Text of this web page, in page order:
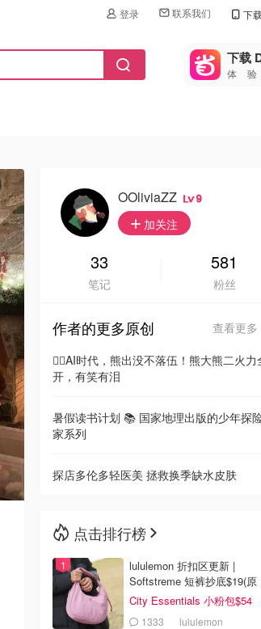
登录 联系我们 下
🇺🇸
美
🇨🇳
🇮🇹
🇦🇺
🇳🇿
新
下载
体
OOliviaZZ 9
加关注
33
笔记
581
粉丝
作者的更多原创
查看更多
🦸‍♂️AI时代，熊出没不落伍！熊大熊二火力
开，有笑有泪
暑假读书计划 📚 国家地理出版的少年探
家系列
探店多伦多轻医美 拯救换季缺水皮肤
点击排行榜
lululemon 折扣区更新 |
Softstreme 短裤抄底$19(原
$88)
City Essentials 小粉包$54
1333 lululemon